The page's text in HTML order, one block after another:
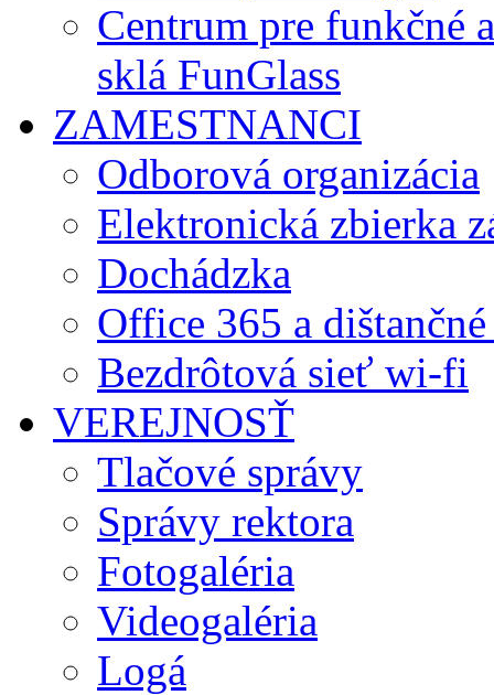
Centrum pre funkčné
sklá FunGlass
ZAMESTNANCI
Odborová organizácia
Elektronická zbierka
Dochádzka
Office 365 a
Bezdrôtová sieť wi-fi
VEREJNOSŤ
Tlačové správy
Správy rektora
Fotogaléria
Videogaléria
Logá